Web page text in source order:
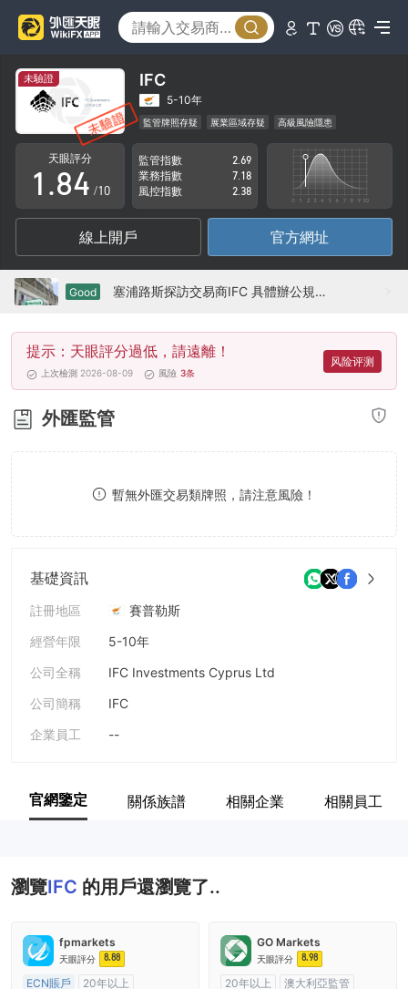
未驗證 IFC
5-10年
監管牌照存疑 展業區域存疑 高級風險隱患
天眼評分
0
1
2
3
4
5
6
7
8
.
4
5
6
7
8
9
0
1
2
3
4
5
6
7
8
9
/10
監管指數
2.69
業務指數
7.18
風控指數
2.38
線上開戶 官方網址
Good 塞浦路斯探訪交易商IFC 具體辦公規模未知
提示：天眼評分過低，請遠離！
上次檢測 2026-08-09 風險 3条
风险评测
外匯監管
暫無外匯交易類牌照，請注意風險！
基礎資訊
註冊地區
賽普勒斯
經營年限
5-10年
公司全稱
IFC Investments Cyprus Ltd
公司簡稱
IFC
企業員工
--
官網鑒定 關係族譜 相關企業 相關員工
瀏覽IFC 的用戶還瀏覽了..
fpmarkets
天眼評分 8.88
ECN賬戶
20年以上
GO Markets
天眼評分 8.98
20年以上
澳大利亞監管